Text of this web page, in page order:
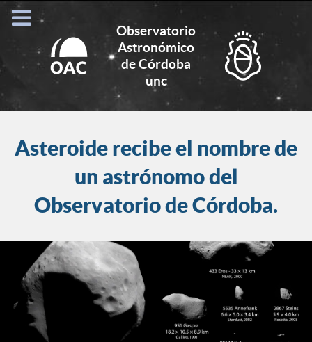
Observatorio
Astronómico
de Córdoba
unc
Search
for:
Asteroide recibe el nombre de
un astrónomo del
Observatorio de Córdoba.